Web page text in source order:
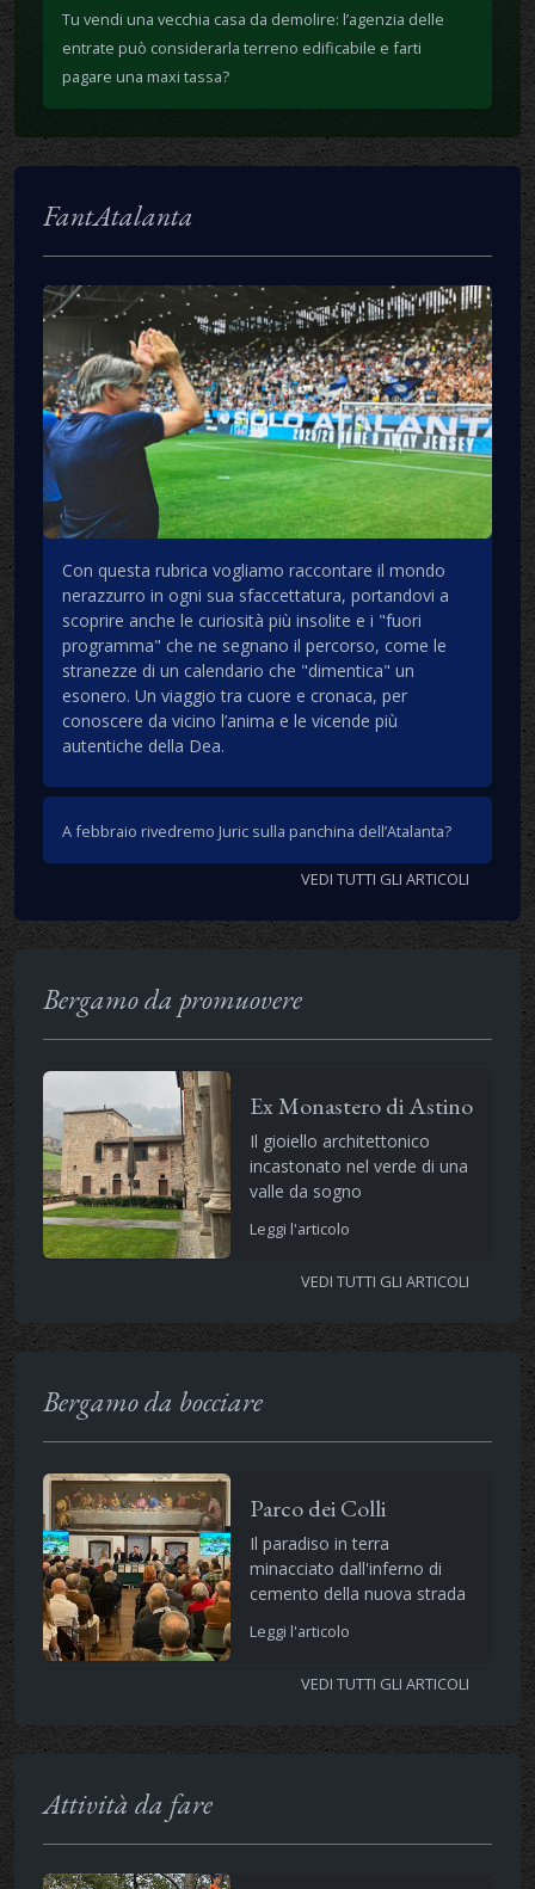
Tu vendi una vecchia casa da demolire: l’agenzia delle
entrate può considerarla terreno edificabile e farti
pagare una maxi tassa?
FantAtalanta
Con questa rubrica vogliamo raccontare il mondo
nerazzurro in ogni sua sfaccettatura, portandovi a
scoprire anche le curiosità più insolite e i "fuori
programma" che ne segnano il percorso, come le
stranezze di un calendario che "dimentica" un
esonero. Un viaggio tra cuore e cronaca, per
conoscere da vicino l’anima e le vicende più
autentiche della Dea.
A febbraio rivedremo Juric sulla panchina dell’Atalanta?
VEDI TUTTI GLI ARTICOLI
Bergamo da promuovere
Ex Monastero di Astino
Il gioiello architettonico
incastonato nel verde di una
valle da sogno
Leggi l'articolo
VEDI TUTTI GLI ARTICOLI
Bergamo da bocciare
Parco dei Colli
Il paradiso in terra
minacciato dall'inferno di
cemento della nuova strada
Leggi l'articolo
VEDI TUTTI GLI ARTICOLI
Attività da fare